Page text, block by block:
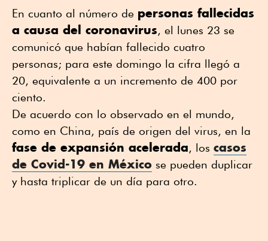
En cuanto al número de personas fallecidas
a causa del coronavirus, el lunes 23 se
comunicó que habían fallecido cuatro
personas; para este domingo la cifra llegó a
20, equivalente a un incremento de 400 por
ciento.
De acuerdo con lo observado en el mundo,
como en China, país de origen del virus, en la
fase de expansión acelerada, los casos
de Covid-19 en México se pueden duplicar
y hasta triplicar de un día para otro.